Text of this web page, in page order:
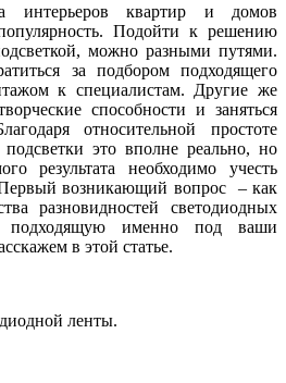
интерьеров квартир и домов
Подойти к решению
можно разными путями.
за подбором подходящего
к специалистам. Другие же
способности и заняться
относительной простоте
подсветки это вполне реально, но
результата необходимо учесть
возникающий вопрос – как
разновидностей светодиодных
подходящую именно под ваши
в этой статье.
ленты.